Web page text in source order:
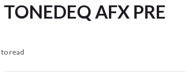
AFX PRE
read